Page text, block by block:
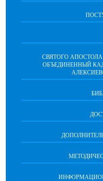
СВЯТОГО
ОБЪЕДИНЕННЫЙ